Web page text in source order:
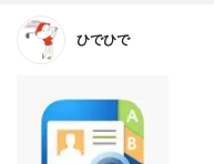
ひでひで